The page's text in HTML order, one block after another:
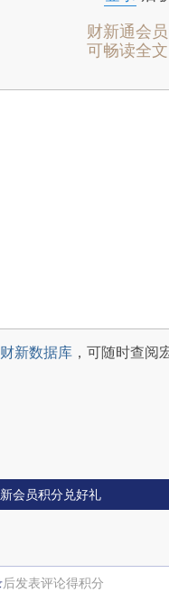
财新通会员
可畅读全文
财新数据库 ，可随时查阅
会员积分兑好礼
后发表评论得积分